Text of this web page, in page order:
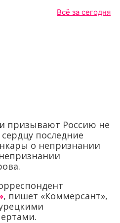
Всё за сегодня
призывают Россию не
последние
о непризнании
, пишет «Коммерсант»,